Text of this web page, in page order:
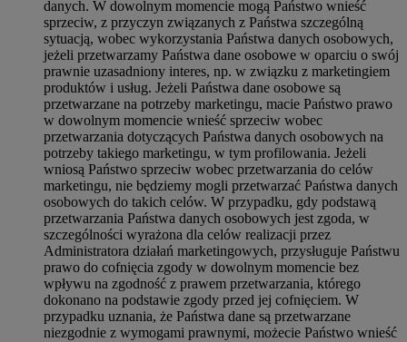
danych. W dowolnym momencie mogą Państwo wnieść
sprzeciw, z przyczyn związanych z Państwa szczególną
sytuacją, wobec wykorzystania Państwa danych osobowych,
jeżeli przetwarzamy Państwa dane osobowe w oparciu o swój
prawnie uzasadniony interes, np. w związku z marketingiem
produktów i usług. Jeżeli Państwa dane osobowe są
przetwarzane na potrzeby marketingu, macie Państwo prawo
w dowolnym momencie wnieść sprzeciw wobec
przetwarzania dotyczących Państwa danych osobowych na
potrzeby takiego marketingu, w tym profilowania. Jeżeli
wniosą Państwo sprzeciw wobec przetwarzania do celów
marketingu, nie będziemy mogli przetwarzać Państwa danych
osobowych do takich celów. W przypadku, gdy podstawą
przetwarzania Państwa danych osobowych jest zgoda, w
szczególności wyrażona dla celów realizacji przez
Administratora działań marketingowych, przysługuje Państwu
prawo do cofnięcia zgody w dowolnym momencie bez
wpływu na zgodność z prawem przetwarzania, którego
dokonano na podstawie zgody przed jej cofnięciem. W
przypadku uznania, że Państwa dane są przetwarzane
niezgodnie z wymogami prawnymi, możecie Państwo wnieść